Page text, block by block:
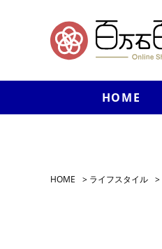
HOME
HOME > ライフスタイル >